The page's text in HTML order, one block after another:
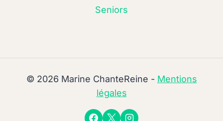
Seniors
© 2026 Marine ChanteReine - Mentions
légales